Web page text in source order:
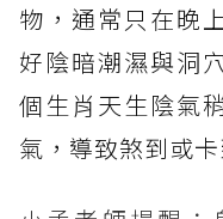
物，通常只在晚
好陰暗潮濕與洞
個生肖天生陰氣
氣，導致煞到或卡